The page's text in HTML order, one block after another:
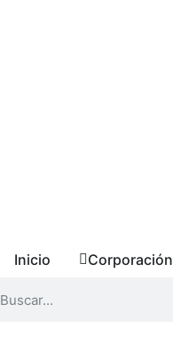
Inicio Corporación